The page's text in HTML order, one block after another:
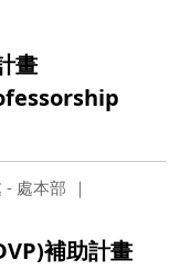
畫
- 處本部
補助計畫